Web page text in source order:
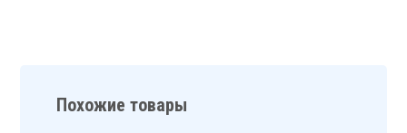
Похожие товары